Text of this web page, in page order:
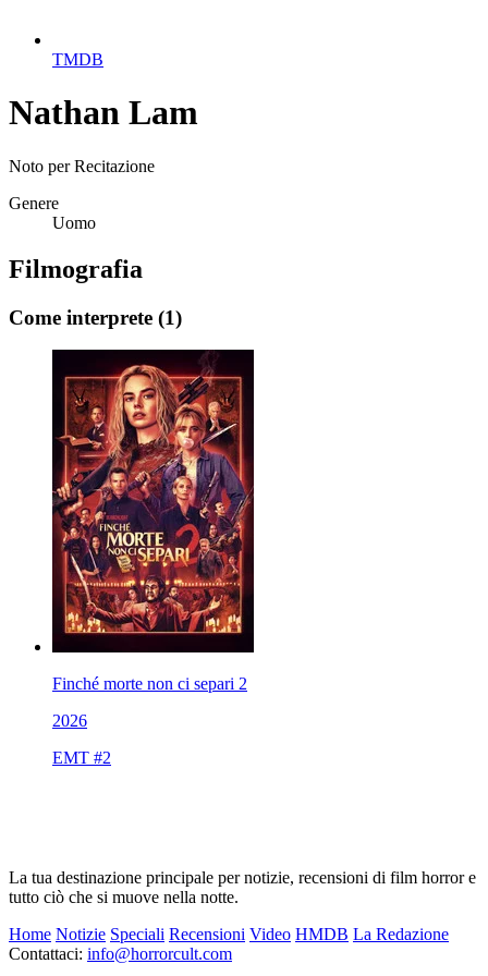
TMDB
Nathan Lam
Noto per Recitazione
Genere
Uomo
Filmografia
Come interprete (1)
Finché morte non ci separi 2
2026
EMT #2
La tua destinazione principale per notizie, recensioni di film horror e
tutto ciò che si muove nella notte.
Home Notizie Speciali Recensioni Video HMDB La Redazione
Contattaci: info@horrorcult.com